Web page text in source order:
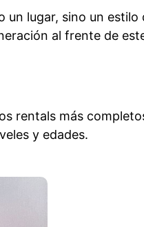
lugar, sino un estilo
al frente de
rentals más
y edades.